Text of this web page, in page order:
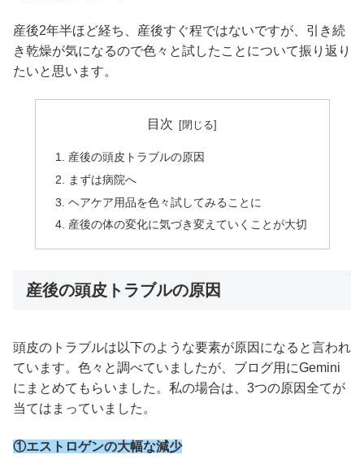
産後2年半ほど経ち、産後すぐ程ではないですが、引き続
き乾燥が気になるので色々と試したことについて振り返り
たいと思います。
目次
産後の頭皮トラブルの原因
まずは病院へ
ヘアケア用品を色々試してみることに
産後の体の変化に気づき変えていくことが大切
産後の頭皮トラブルの原因
頭皮のトラブルは以下のような要素が原因になると言われ
ています。色々と調べていましたが、ブログ用にGemini
にまとめてもらいました。私の場合は、3つの原因全てが
当てはまっていました。
①エストロゲンの大幅な減少